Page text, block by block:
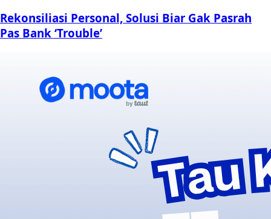
Rekonsiliasi Personal, Solusi Biar Gak Pasrah
Pas Bank ‘Trouble’